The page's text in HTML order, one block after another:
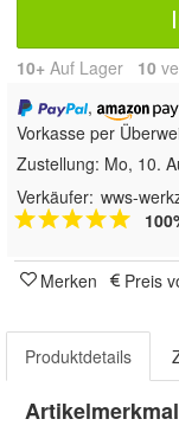
10+ Auf Lager 10
,
Vorkasse per
Zustellung: Mo, 10.
Verkäufer: wws-
Merken Preis
Produktdetails